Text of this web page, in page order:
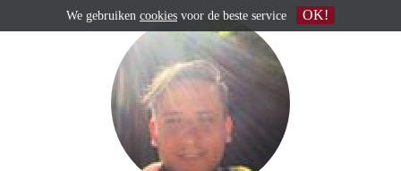
We gebruiken cookies voor de beste service OK!